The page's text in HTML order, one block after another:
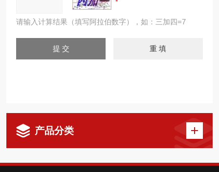
请输入计算结果（填写阿拉伯数字），如：三加四=7
产品分类